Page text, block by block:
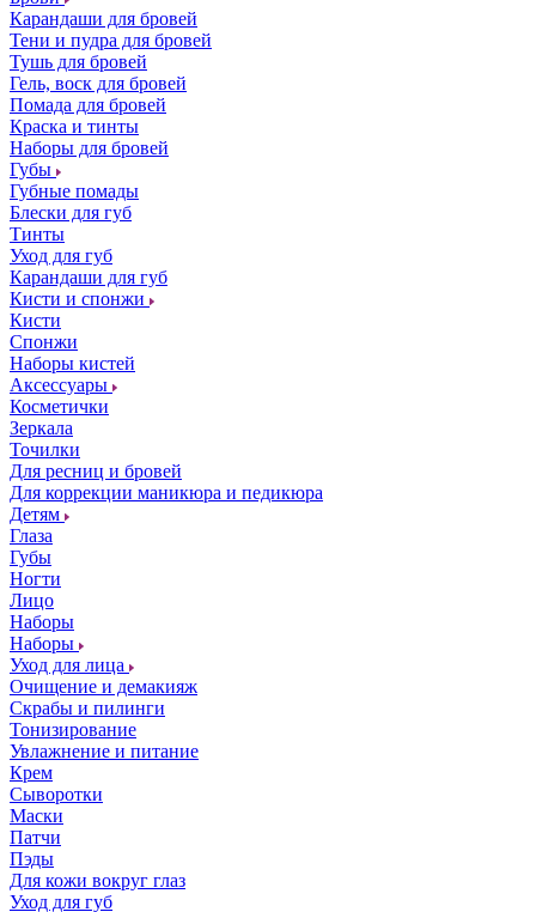
Карандаши для бровей
Тени и пудра для бровей
Тушь для бровей
Гель, воск для бровей
Помада для бровей
Краска и тинты
Наборы для бровей
Губы
Губные помады
Блески для губ
Тинты
Уход для губ
Карандаши для губ
Кисти и спонжи
Кисти
Спонжи
Наборы кистей
Аксессуары
Косметички
Зеркала
Точилки
Для ресниц и бровей
Для коррекции маникюра и педикюра
Детям
Глаза
Губы
Ногти
Лицо
Наборы
Наборы
Уход для лица
Очищение и демакияж
Скрабы и пилинги
Тонизирование
Увлажнение и питание
Крем
Сыворотки
Маски
Патчи
Пэды
Для кожи вокруг глаз
Уход для губ